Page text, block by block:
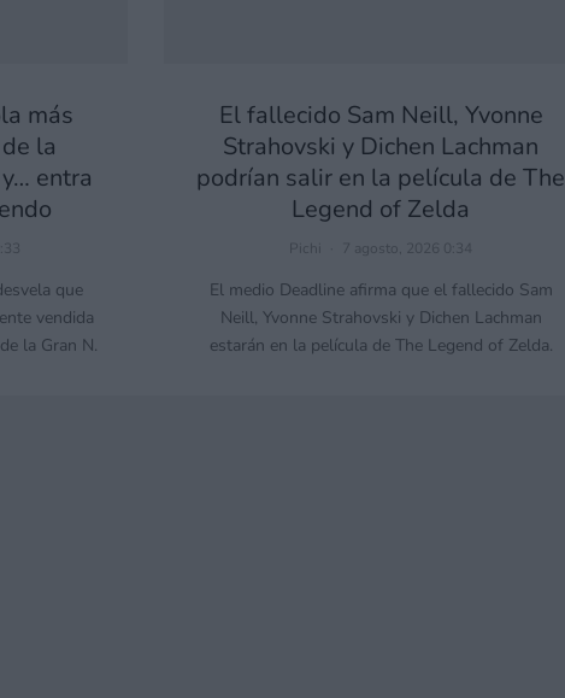
más
la
entra
que
vendida
la Gran N.
El fallecido Sam Neill, Yvonne
Strahovski y Dichen Lachman
podrían salir en la película de The
Legend of Zelda
Pichi 7 agosto, 2026 0:34
El medio Deadline afirma que el fallecido Sam
Neill, Yvonne Strahovski y Dichen Lachman
estarán en la película de The Legend of Zelda.